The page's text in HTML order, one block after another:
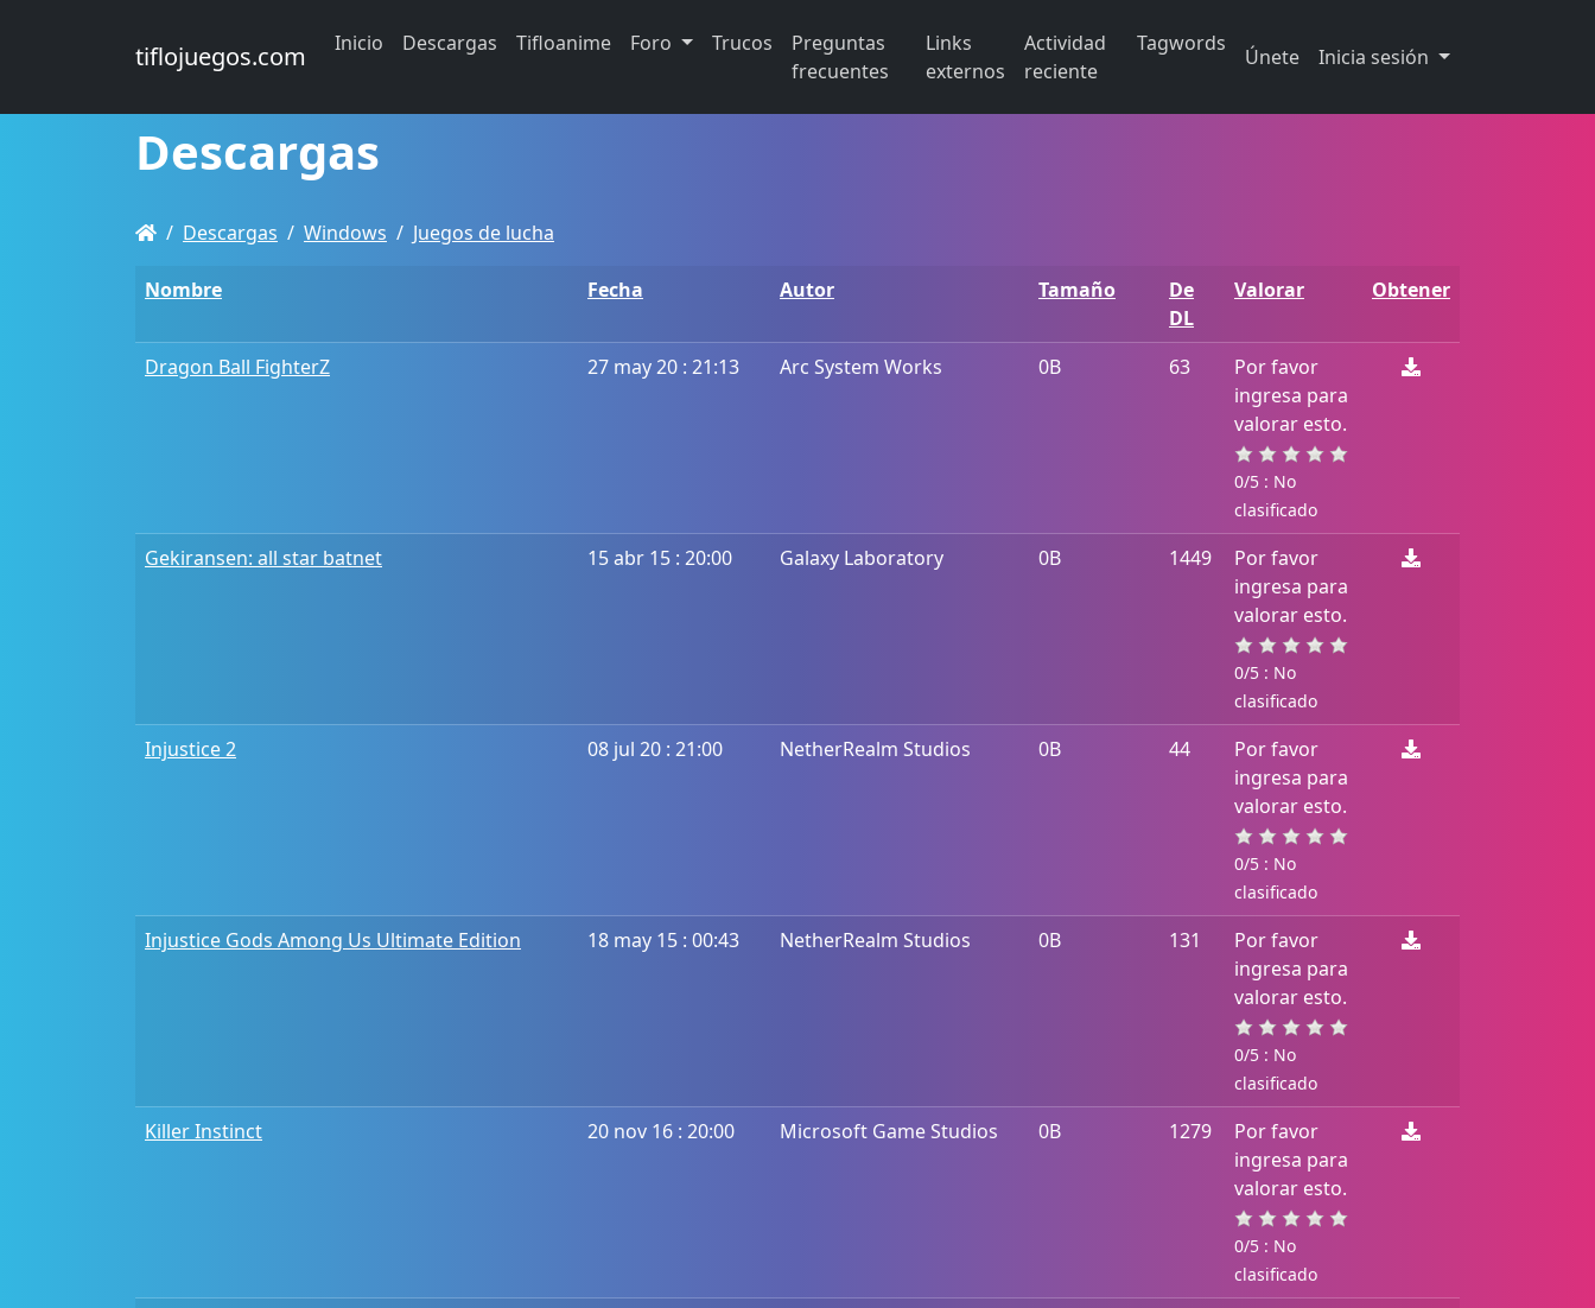
tiflojuegos.com Inicio Descargas Tifloanime Foro Trucos
Preguntas
frecuentes
Links
externos
Actividad
reciente
Tagwords
Únete Inicia sesión
Descargas
Descargas Windows Juegos de lucha
Nombre Fecha Autor Tamaño
De
DL
Valorar Obtener
Dragon Ball FighterZ 27 may 20 : 21:13 Arc System Works 0B 63
Por favor
ingresa para
valorar esto.
0/5 : No
clasificado
Gekiransen: all star batnet 15 abr 15 : 20:00 Galaxy Laboratory 0B 1449
Por favor
ingresa para
valorar esto.
0/5 : No
clasificado
Injustice 2 08 jul 20 : 21:00 NetherRealm Studios 0B 44
Por favor
ingresa para
valorar esto.
0/5 : No
clasificado
Injustice Gods Among Us Ultimate Edition 18 may 15 : 00:43 NetherRealm Studios 0B 131
Por favor
ingresa para
valorar esto.
0/5 : No
clasificado
Killer Instinct 20 nov 16 : 20:00 Microsoft Game Studios 0B 1279
Por favor
ingresa para
valorar esto.
0/5 : No
clasificado